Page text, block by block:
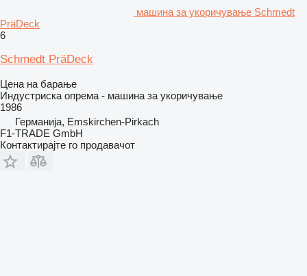
машина за укоричување Schmedt
PräDeck
6
Schmedt PräDeck
Цена на барање
Индустриска опрема - машина за укоричување
1986
Германија, Emskirchen-Pirkach
F1-TRADE GmbH
Контактирајте го продавачот